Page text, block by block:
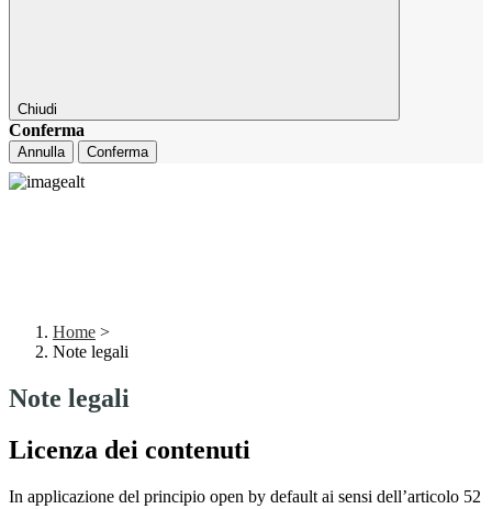
Chiudi
Conferma
Annulla Conferma
Home >
Note legali
Note legali
Licenza dei contenuti
In applicazione del principio open by default ai sensi dell’articolo 52